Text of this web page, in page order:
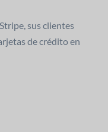
sus clientes
de crédito en